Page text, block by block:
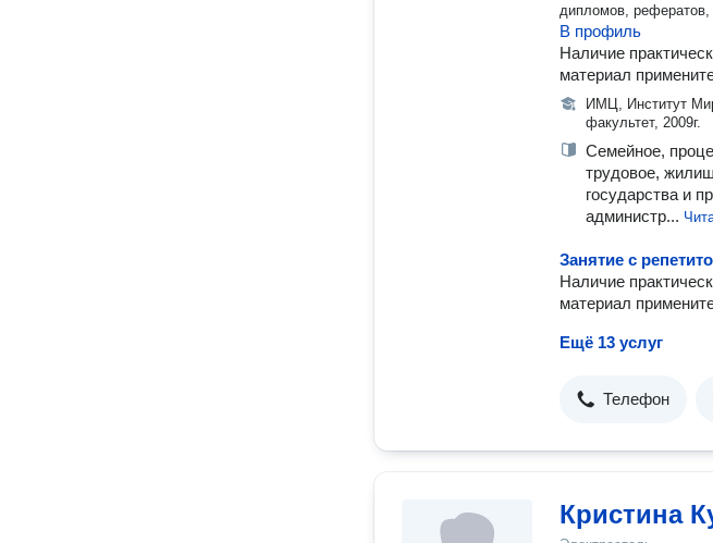
дипломов, рефератов,
В профиль
Наличие
материал
ИМЦ, Институт
факультет, 2009г.
Семейное,
трудовое,
государства и
администр...
Наличие
материал
Ещё 13 услуг
Телефон
Кристина